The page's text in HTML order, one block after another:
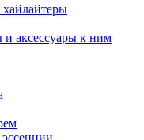
аксессуары к ним